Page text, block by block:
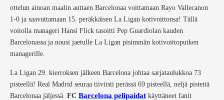
ottelun ainoan maalin auttaen Barcelonaa voittamaan Rayo Vallecanon
1-0 ja saavuttamaan 15. peräkkäisen La Ligan kotivoittonsa! Tällä
voitolla manageri Hansi Flick tasoitti Pep Guardiolan kauden
Barcelonassa ja nousi jaetulle La Ligan pisimmän kotivoittoputken
managerille.
La Ligan 29. kierroksen jälkeen Barcelona johtaa sarjataulukkoa 73
pisteellä! Real Madrid seuraa tiiviisti perässä 69 pisteellä, neljä pistettä
Barcelonaa jäljessä. FC Barcelona pelipaidat käyttäneet fanit